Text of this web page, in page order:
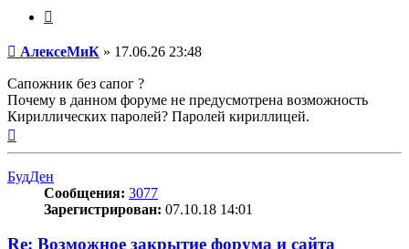
Сообщение
АлексеМиК » 17.06.26 23:48
Сапожник без сапог ?
Почему в данном форуме не предусмотрена возможность
Кириллических паролей? Паролей кириллицей.
БудДен
Сообщения: 3077
Зарегистрирован: 07.10.18 14:01
Re: Возможное закрытие форума и сайта